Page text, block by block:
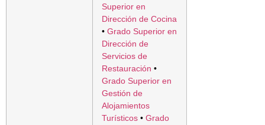
Superior en
Dirección de Cocina
• Grado Superior en
Dirección de
Servicios de
Restauración •
Grado Superior en
Gestión de
Alojamientos
Turísticos • Grado